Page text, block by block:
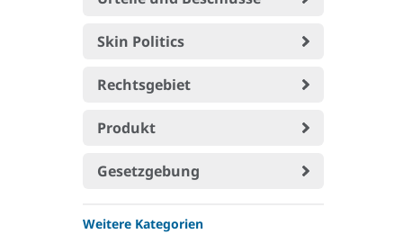
Skin Politics
Rechtsgebiet
Produkt
Gesetzgebung
Weitere Kategorien